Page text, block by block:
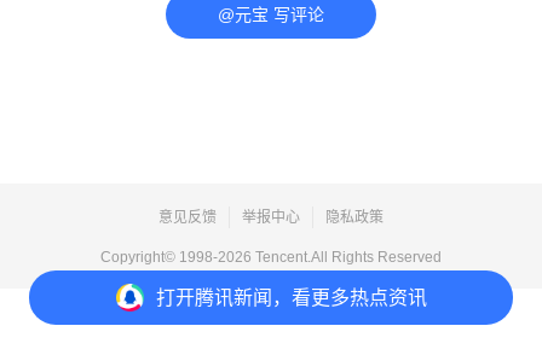
打开腾讯新闻，看更多热点资讯
@元宝 写评论
意见反馈 举报中心 隐私政策
Copyright© 1998-2026 Tencent.All Rights Reserved